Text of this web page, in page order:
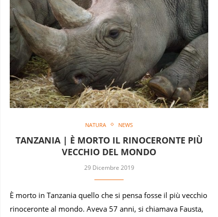
NATURA NEWS
TANZANIA | È MORTO IL RINOCERONTE PIÙ
VECCHIO DEL MONDO
29 Dicembre 2019
È morto in Tanzania quello che si pensa fosse il più vecchio
rinoceronte al mondo. Aveva 57 anni, si chiamava Fausta,